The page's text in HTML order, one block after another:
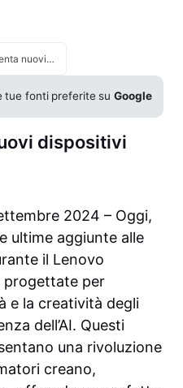
Lenovo presenta nuovi dispositivi Yoga e IdeaPad all’Innovation World 2024
tue fonti preferite suGoogle
dispositivi
2024 – Oggi,
ultime aggiunte alle
il Lenovo
progettate per
e la creatività degli
dell’AI. Questi
una rivoluzione
creano,